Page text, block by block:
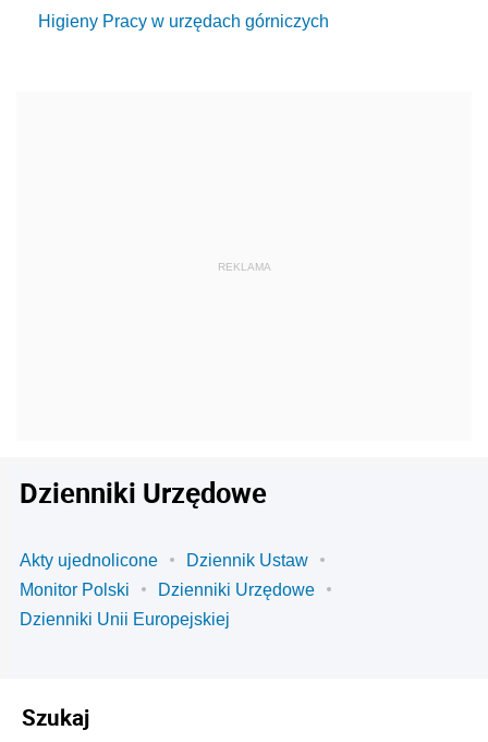
Higieny Pracy w urzędach górniczych
Dzienniki Urzędowe
Akty ujednolicone
Dziennik Ustaw
Monitor Polski
Dzienniki Urzędowe
Dzienniki Unii Europejskiej
Szukaj